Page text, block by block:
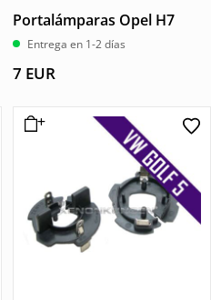
Portalámparas Opel H7
Entrega en 1-2 días
7 EUR